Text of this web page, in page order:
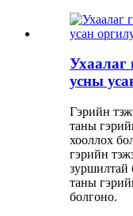
Ухаалаг
усны
Гэрийн
таны
хооллох
гэрийн
зуршилтай
таны
болгоно.